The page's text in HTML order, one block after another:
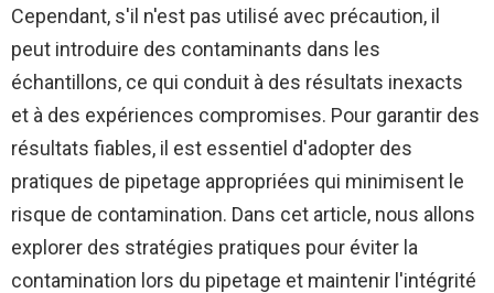
Cependant, s'il n'est pas utilisé avec précaution, il
peut introduire des contaminants dans les
échantillons, ce qui conduit à des résultats inexacts
et à des expériences compromises. Pour garantir des
résultats fiables, il est essentiel d'adopter des
pratiques de pipetage appropriées qui minimisent le
risque de contamination. Dans cet article, nous allons
explorer des stratégies pratiques pour éviter la
contamination lors du pipetage et maintenir l'intégrité